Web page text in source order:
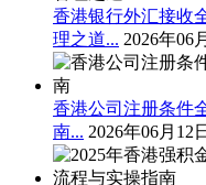
香港银行外汇接收
理之道... 2026年06
香港公司注册条件
南... 2026年06月12日